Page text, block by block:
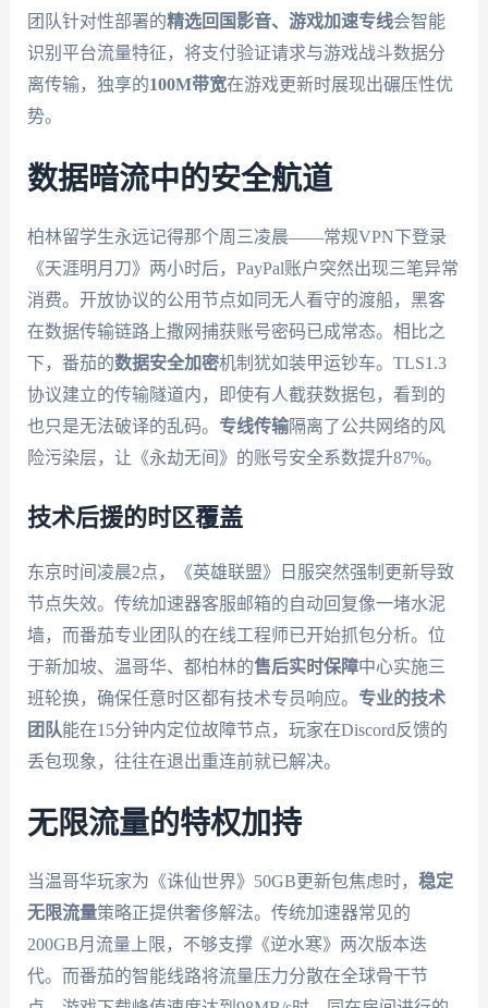
团队针对性部署的精选回国影音、游戏加速专线会智能
识别平台流量特征，将支付验证请求与游戏战斗数据分
离传输，独享的100M带宽在游戏更新时展现出碾压性优
势。
数据暗流中的安全航道
柏林留学生永远记得那个周三凌晨——常规VPN下登录
《天涯明月刀》两小时后，PayPal账户突然出现三笔异常
消费。开放协议的公用节点如同无人看守的渡船，黑客
在数据传输链路上撒网捕获账号密码已成常态。相比之
下，番茄的数据安全加密机制犹如装甲运钞车。TLS1.3
协议建立的传输隧道内，即使有人截获数据包，看到的
也只是无法破译的乱码。 专线传输隔离了公共网络的风
险污染层，让《永劫无间》的账号安全系数提升87%。
技术后援的时区覆盖
东京时间凌晨2点，《英雄联盟》日服突然强制更新导致
节点失效。传统加速器客服邮箱的自动回复像一堵水泥
墙，而番茄专业团队的在线工程师已开始抓包分析。位
于新加坡、温哥华、都柏林的售后实时保障中心实施三
班轮换，确保任意时区都有技术专员响应。 专业的技术
团队能在15分钟内定位故障节点，玩家在Discord反馈的
丢包现象，往往在退出重连前就已解决。
无限流量的特权加持
当温哥华玩家为《诛仙世界》50GB更新包焦虑时， 稳定
无限流量策略正提供奢侈解法。传统加速器常见的
200GB月流量上限，不够支撑《逆水寒》两次版本迭
代。而番茄的智能线路将流量压力分散在全球骨干节